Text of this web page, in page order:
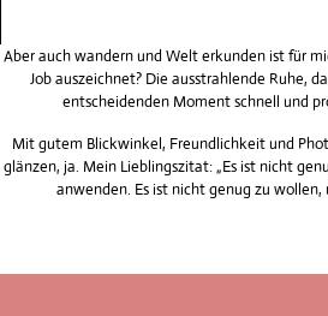
Aber auch wandern und Welt erkunden ist für
Job auszeichnet? Die ausstrahlende Ruhe,
entscheidenden Moment schnell und
Mit gutem Blickwinkel, Freundlichkeit und
glänzen, ja. Mein Lieblingszitat: „Es ist nicht
anwenden. Es ist nicht genug zu wollen,